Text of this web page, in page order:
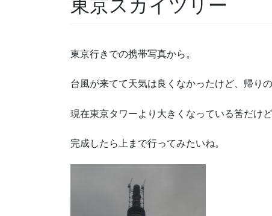
東京スカイツリー
東京行きでの携帯写真から。
台風が来てて天気は良くなかったけど、帰り
現在東京タワーより大きくなっている筈だけ
完成したら上まで行ってみたいね。